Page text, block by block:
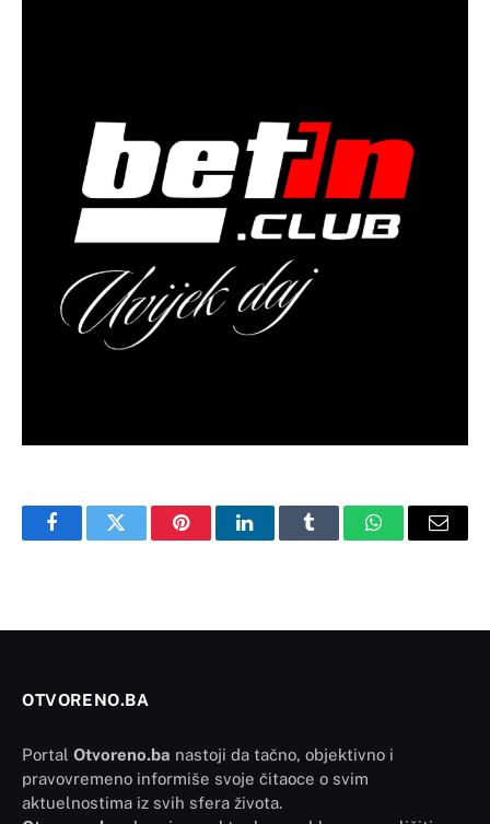
FacebookTwitter PinterestLinkedInTumblr WhatsAppEmail
OTVORENO.BA
Portal Otvoreno.ba nastoji da tačno, objektivno i
pravovremeno informiše svoje čitaoce o svim
aktuelnostima iz svih sfera života.